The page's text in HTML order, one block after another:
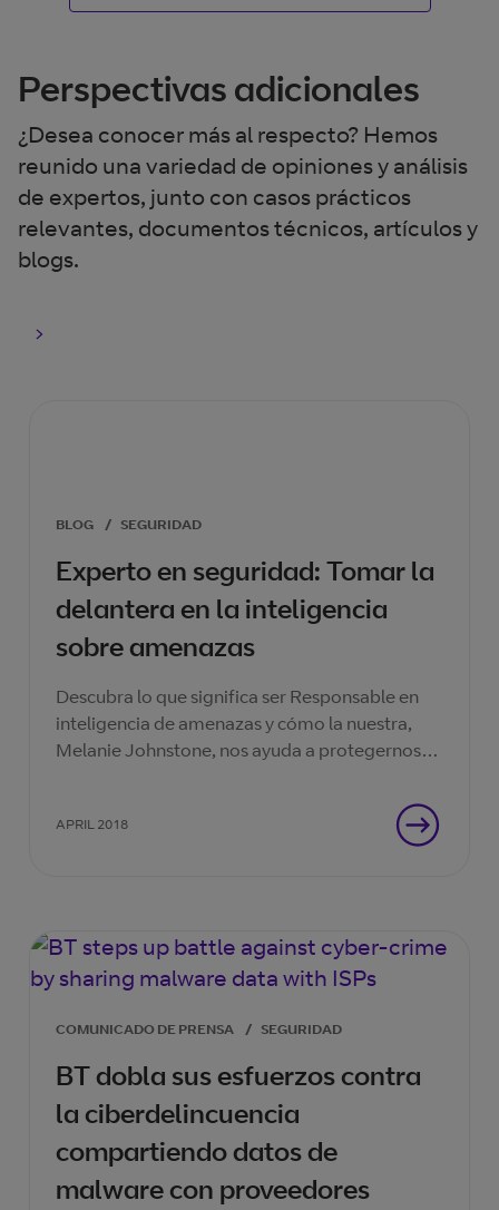
Perspectivas adicionales
¿Desea conocer más al respecto? Hemos
reunido una variedad de opiniones y análisis
de expertos, junto con casos prácticos
relevantes, documentos técnicos, artículos y
blogs.
BLOG / SEGURIDAD
Experto en seguridad: Tomar la
delantera en la inteligencia
sobre amenazas
Descubra lo que significa ser Responsable en
inteligencia de amenazas y cómo la nuestra,
Melanie Johnstone, nos ayuda a protegernos
APRIL 2018
COMUNICADO DE PRENSA / SEGURIDAD
BT dobla sus esfuerzos contra
la ciberdelincuencia
compartiendo datos de
malware con proveedores